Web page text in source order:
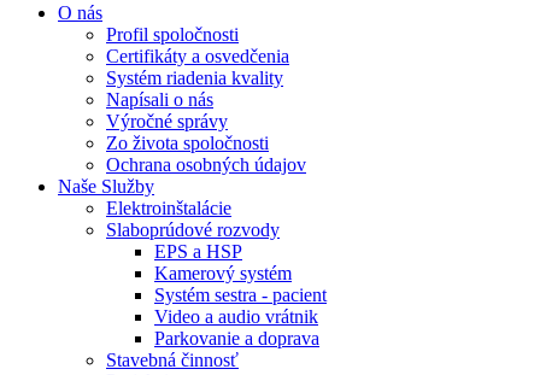
O nás
Profil spoločnosti
Certifikáty a osvedčenia
Systém riadenia kvality
Napísali o nás
Výročné správy
Zo života spoločnosti
Ochrana osobných údajov
Naše Služby
Elektroinštalácie
Slaboprúdové rozvody
EPS a HSP
Kamerový systém
Systém sestra - pacient
Video a audio vrátnik
Parkovanie a doprava
Stavebná činnosť